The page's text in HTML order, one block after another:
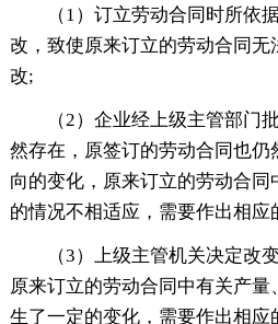
（1）订立劳动合同时所依
改，致使原来订立的劳动合同无
改;
（2）企业经上级主管部门
然存在，原签订的劳动合同也
向的变化，原来订立的劳动合
的情况不相适应，需要作出相应
（3）上级主管机关决定改
原来订立的劳动合同中有关产
生了一定的变化，需要作出相应